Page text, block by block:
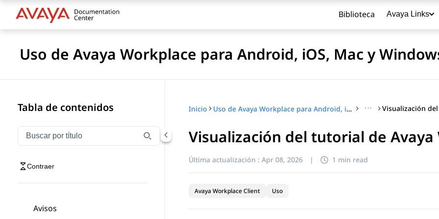
Biblioteca Avaya Links
Uso de Avaya Workplace para Android, iOS, Mac y
Tabla de contenidos
Filtrar navegación por título
Escriba para filtrar los elementos de navegación por título
Contraer
Avisos
Inicio Uso de Avaya Workplace para Android, iOS, Mac y Windows ···
Visualización del tutorial de Avaya
Última actualización : Apr 08, 2026 | 1 min read
Avaya Workplace Client Uso